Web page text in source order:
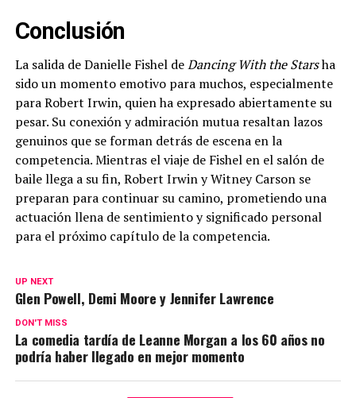
Conclusión
La salida de Danielle Fishel deDancing With the Starsha
sido un momento emotivo para muchos, especialmente
para Robert Irwin, quien ha expresado abiertamente su
pesar. Su conexión y admiración mutua resaltan lazos
genuinos que se forman detrás de escena en la
competencia. Mientras el viaje de Fishel en el salón de
baile llega a su fin, Robert Irwin y Witney Carson se
preparan para continuar su camino, prometiendo una
actuación llena de sentimiento y significado personal
para el próximo capítulo de la competencia.
UP NEXT
Glen Powell, Demi Moore y Jennifer Lawrence
DON'T MISS
La comedia tardía de Leanne Morgan a los 60 años no
podría haber llegado en mejor momento